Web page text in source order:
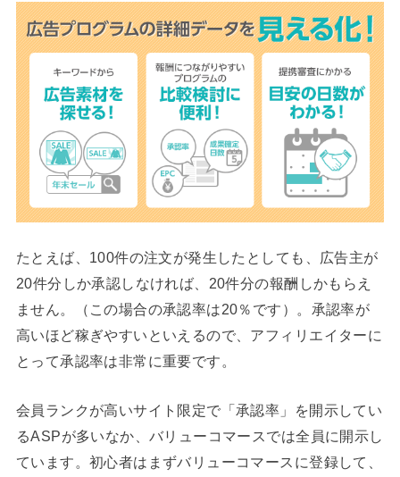
たとえば、100件の注文が発生したとしても、広告主が
20件分しか承認しなければ、20件分の報酬しかもらえ
ません。（この場合の承認率は20％です）。承認率が
高いほど稼ぎやすいといえるので、アフィリエイターに
とって承認率は非常に重要です。
会員ランクが高いサイト限定で「承認率」を開示してい
るASPが多いなか、バリューコマースでは全員に開示し
ています。初心者はまずバリューコマースに登録して、